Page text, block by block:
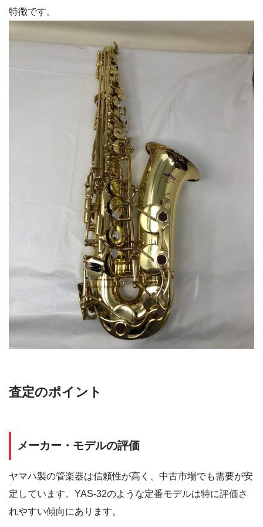
特徴です。
査定のポイント
メーカー・モデルの評価
ヤマハ製の管楽器は信頼性が高く、中古市場でも需要が安
定しています。YAS-32のような定番モデルは特に評価さ
れやすい傾向にあります。